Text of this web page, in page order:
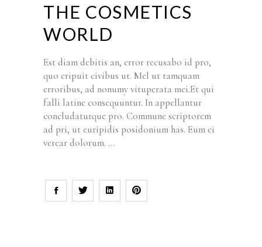
THE COSMETICS
WORLD
Est diam debitis an, error recusabo id pro,
quo eripuit civibus ut. Mel ut tamquam
erroribus, ad nonumy vituperata mei.Et qui
falli latine consequuntur. In appellantur
concludaturque pro. Commune scriptorem
ad pri, ut euripidis posidonium has. Eum ei
verear dolorum.